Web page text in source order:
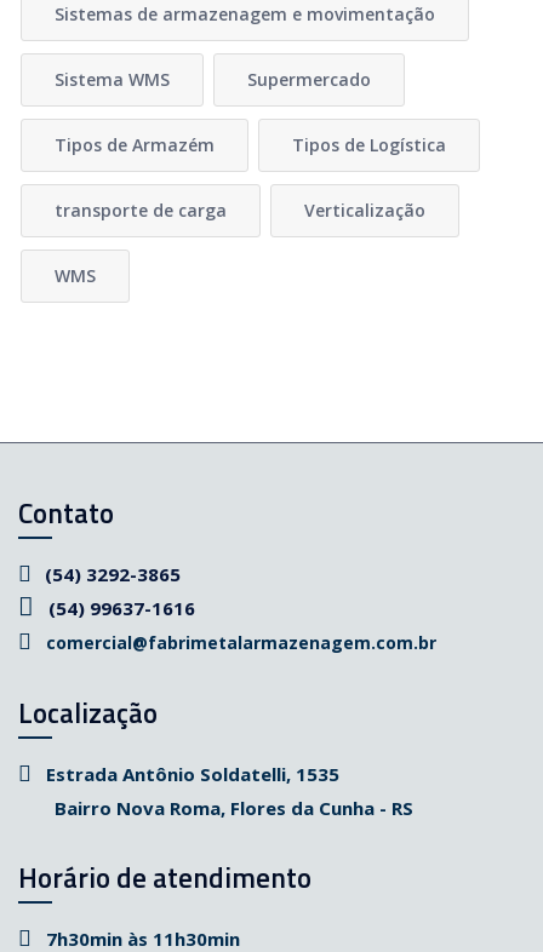
Sistemas de armazenagem e movimentação
Sistema WMS Supermercado
Tipos de Armazém Tipos de Logística
transporte de carga Verticalização
WMS
Contato
(54) 3292-3865
(54) 99637-1616
comercial@fabrimetalarmazenagem.com.br
Localização
Estrada Antônio Soldatelli, 1535
Bairro Nova Roma, Flores da Cunha - RS
Horário de atendimento
7h30min às 11h30min